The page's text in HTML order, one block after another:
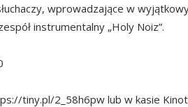
wprowadzające w
instrumentalny „Holy Noiz”.
tiny.pl/2_58h6pw lub w kasie